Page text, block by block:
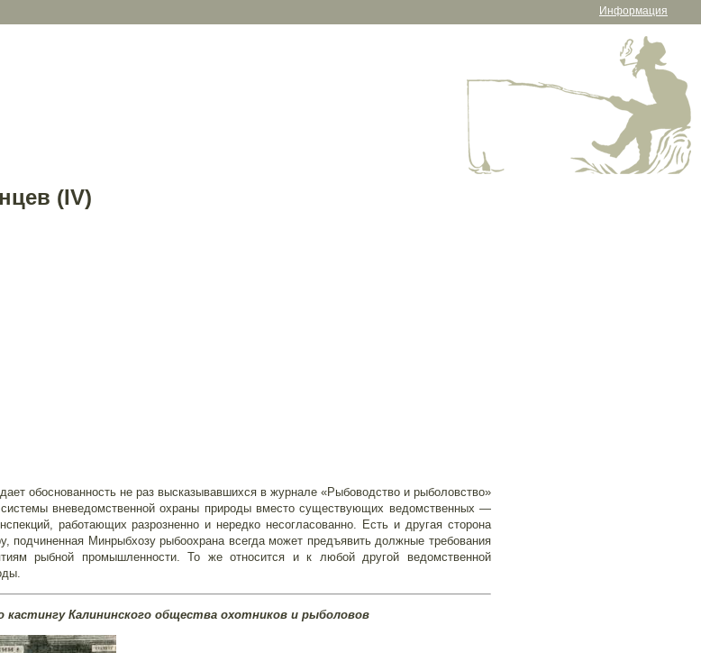
Информация
(IV)
обоснованность не раз высказывавшихся в журнале «Рыбоводство и рыболовство»
системы вневедомственной охраны природы вместо существующих ведомственных —
работающих разрозненно и нередко несогласованно. Есть и другая сторона
подчиненная Минрыбхозу рыбоохрана всегда может предъявить должные требования
рыбной промышленности. То же относится и к любой другой ведомственной
кастингу Калининского общества охотников и рыболовов